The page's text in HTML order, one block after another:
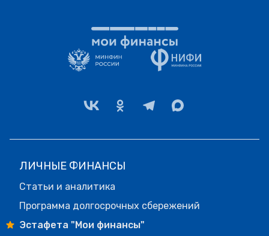
ЛИЧНЫЕ ФИНАНСЫ
Статьи и аналитика
Программа долгосрочных сбережений
Эстафета "Мои финансы"